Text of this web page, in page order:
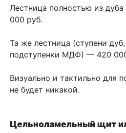
Лестница полностью из
000 руб.
Та же лестница (ступени
подступенки МДФ) — 420
Визуально и тактильно для
не будет никакой.
Цельноламельный щит